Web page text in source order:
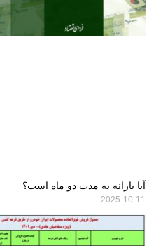
آیا یارانه به مدت دو ماه است؟
2025-10-11